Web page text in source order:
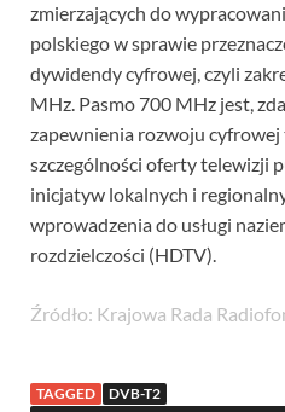
zmierzających do
polskiego w sprawie
dywidendy cyfrowej, czyli
MHz. Pasmo 700 MHz jest,
zapewnienia rozwoju
szczególności oferty telewizji
inicjatyw lokalnych i
wprowadzenia do usługi
rozdzielczości (HDTV).
Źródło: Krajowa Rada
TAGGED
DVB-T2